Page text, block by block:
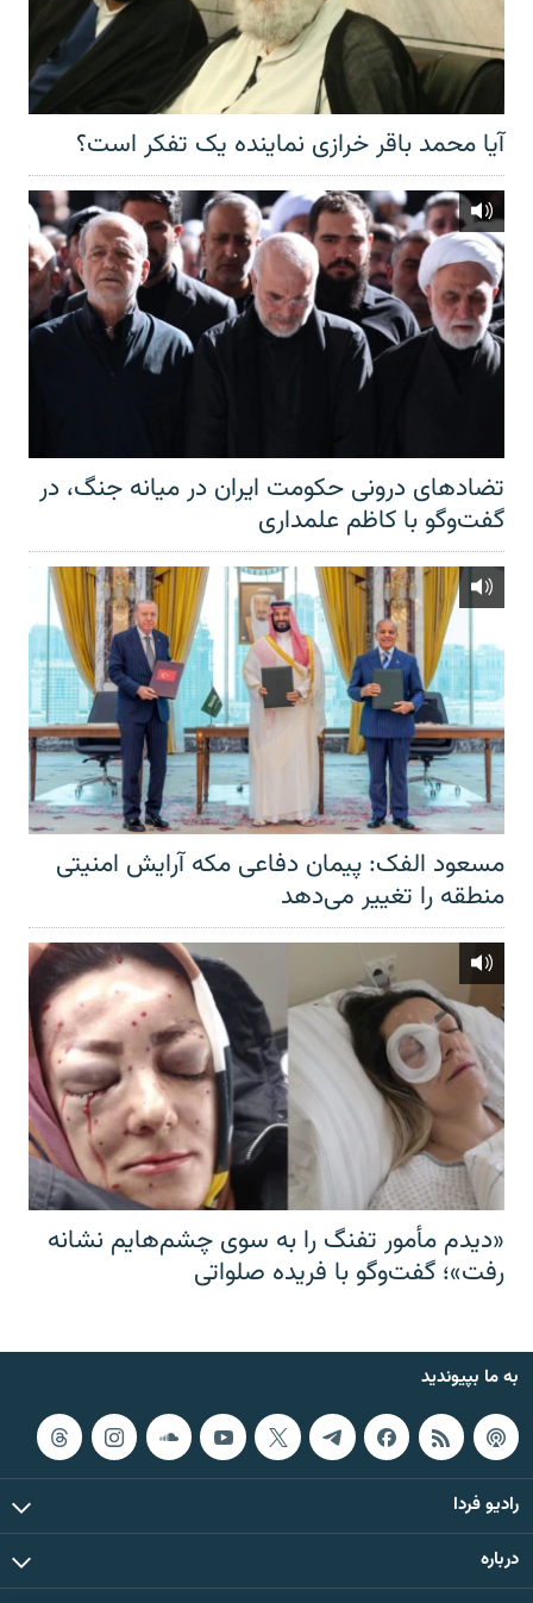
آیا محمد باقر خرازی نماینده یک تفکر است؟
تضادهای درونی حکومت ایران در میانه جنگ، در
گفت‌‌وگو با کاظم علمداری
مسعود الفک: پیمان دفاعی مکه آرایش امنیتی
منطقه را تغییر می‌دهد
«دیدم مأمور تفنگ را به سوی چشم‌هایم نشانه
رفت»؛ گفت‌و‌گو با فریده صلواتی
به ما بپیوندید
رادیو فردا
درباره